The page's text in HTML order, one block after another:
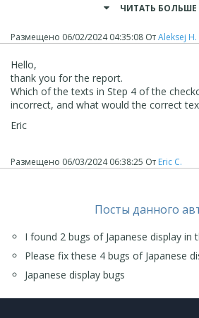
ЧИТАТЬ БОЛЬШЕ
Размещено 06/02/2024 04:35:08 ОтAleksej H.
Hello,
thank you for the report.
Which of the texts in Step 4 of the
incorrect, and what would the correct
Eric
Размещено 06/03/2024 06:38:25 От Eric C.
Посты данного
I found 2 bugs of Japanese display in
Please fix these 4 bugs of Japanese
Japanese display bugs